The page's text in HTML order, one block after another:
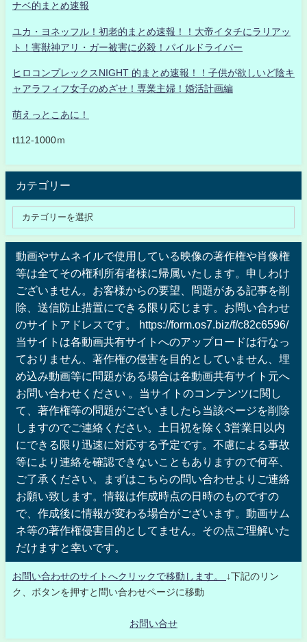
ナベ的まとめ速報
ユカ・ヨネッフル！初老的まとめ速報！！大帝イタチにラリアッ
ト！害獣神アリ・ガー被害に必殺！パイルドライバー
ヒロコンプレックスNIGHT 的まとめ速報！！子供が欲しいど陰キ
ャアラフィフ女子のめざせ！専業主婦！婚活計画編
萌えっとこあに！
t112-1000ｍ
カテゴリー
動画やサムネイルで使用している映像の著作権や肖像権
等は全てその権利所有者様に帰属いたします。申しわけ
ございません。お客様からの要望、問題がある記事を削
除、送信防止措置にできる限り応じます。お問い合わせ
のサイトアドレスです。 https://form.os7.biz/f/c82c6596/
当サイトは各動画共有サイトへのアップロードは行なっ
ておりません、著作権の侵害を目的としていません、埋
め込み動画等に問題がある場合は各動画共有サイト元へ
お問い合わせください 。当サイトのコンテンツに関し
て、著作権等の問題がございましたら当該ページを削除
しますのでご連絡ください。土日祝を除く3営業日以内
にできる限り迅速に対応する予定です。不慮による事故
等により連絡を確認できないこともありますので何卒、
ご了承ください。まずはこちらの問い合わせよりご連絡
お願い致します。情報は作成時点の日時のものですの
で、作成後に情報が変わる場合がございます。動画サム
ネ等の著作権侵害目的としてません。その点ご理解いた
だけますと幸いです。
お問い合わせのサイトへクリックで移動します。
↓下記のリン
ク、ボタンを押すと問い合わせページに移動
お問い合せ